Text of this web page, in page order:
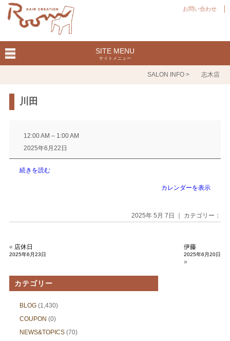
お問い合わせ
SITE MENU
サイトメニュー
SALON INFO > 志木店
川田
12:00 AM – 1:00 AM
2025年6月22日
続きを読む
カレンダーを表示
2025年 5月 7日 ｜ カテゴリー：
« 店休日
2025年6月23日
伊藤
2025年6月20日
»
カテゴリー
BLOG(1,430)
COUPON (0)
NEWS&TOPICS(70)